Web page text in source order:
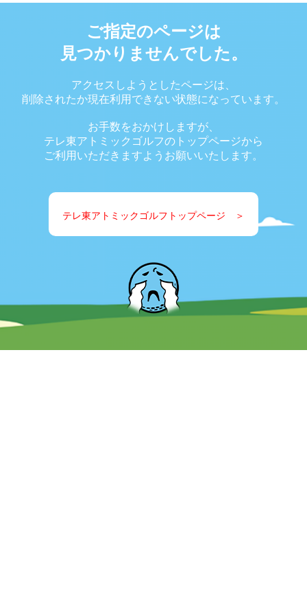
ご指定のページは
見つかりませんでした。
アクセスしようとしたページは、
削除されたか現在利用できない状態になっています。
お手数をおかけしますが、
テレ東アトミックゴルフのトップページから
ご利用いただきますようお願いいたします。
テレ東アトミックゴルフトップページ ＞